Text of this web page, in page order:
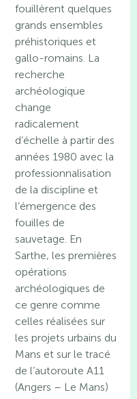
fouillèrent quelques
grands ensembles
préhistoriques et
gallo-romains. La
recherche
archéologique
change
radicalement
d’échelle à partir des
années 1980 avec la
professionnalisation
de la discipline et
l’émergence des
fouilles de
sauvetage. En
Sarthe, les premières
opérations
archéologiques de
ce genre comme
celles réalisées sur
les projets urbains du
Mans et sur le tracé
de l’autoroute A11
(Angers – Le Mans)